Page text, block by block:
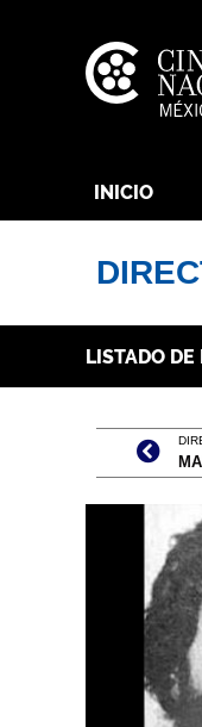
INICIO
LISTADO DE